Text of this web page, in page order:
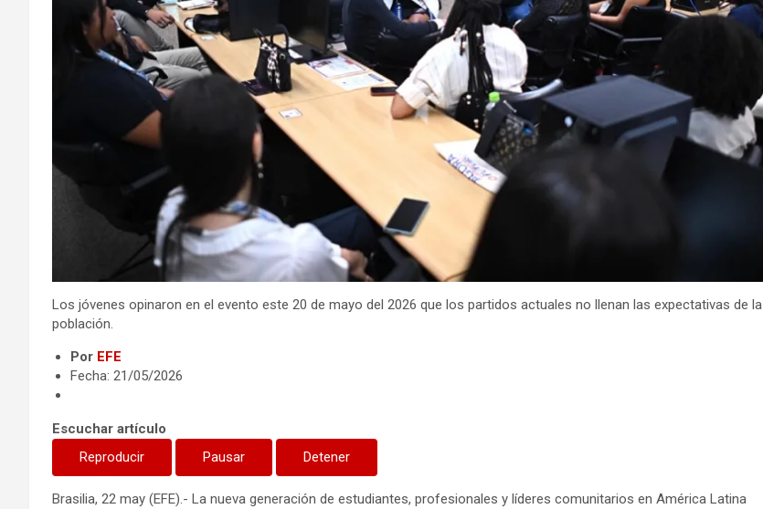
Los jóvenes opinaron en el evento este 20 de mayo del 2026 que los partidos actuales no llenan las expectativas de la
población.
Por EFE
Fecha: 21/05/2026
Escuchar artículo
Reproducir
Pausar Detener
Brasilia, 22 may (EFE).- La nueva generación de estudiantes, profesionales y líderes comunitarios en América Latina